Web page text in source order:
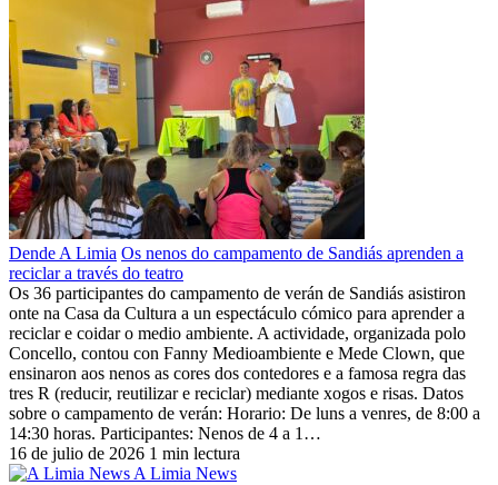
Dende A Limia Os nenos do campamento de Sandiás aprenden a
reciclar a través do teatro
Os 36 participantes do campamento de verán de Sandiás asistiron
onte na Casa da Cultura a un espectáculo cómico para aprender a
reciclar e coidar o medio ambiente. A actividade, organizada polo
Concello, contou con Fanny Medioambiente e Mede Clown, que
ensinaron aos nenos as cores dos contedores e a famosa regra das
tres R (reducir, reutilizar e reciclar) mediante xogos e risas. Datos
sobre o campamento de verán: Horario: De luns a venres, de 8:00 a
14:30 horas. Participantes: Nenos de 4 a 1…
16 de julio de 2026 1 min lectura
A Limia News